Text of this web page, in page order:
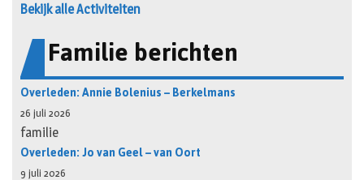
Bekijk alle Activiteiten
Familie berichten
Overleden: Annie Bolenius – Berkelmans
26 juli 2026
familie
Overleden: Jo van Geel – van Oort
9 juli 2026